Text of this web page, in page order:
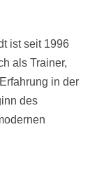
ist seit 1996
als Trainer,
in der
des